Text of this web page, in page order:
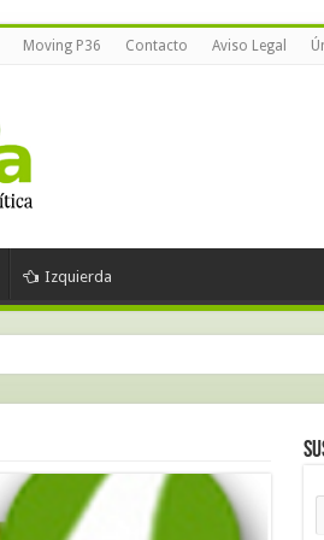
Moving P36 Contacto Aviso Legal
Izquierda